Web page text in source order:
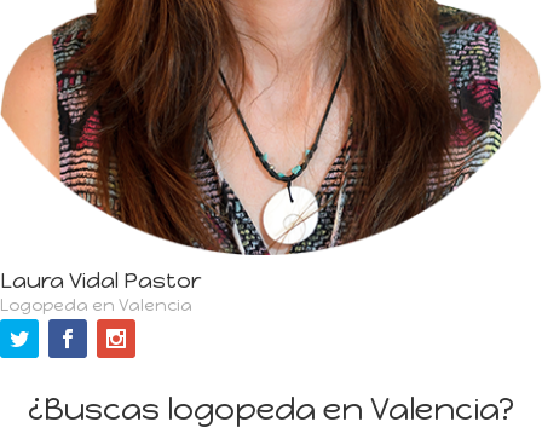
Laura Vidal Pastor
Logopeda en Valencia
¿Buscas logopeda en Valencia?